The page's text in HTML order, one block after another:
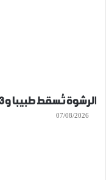
الرشوة تُسقط طبيبا و3 آخرين ببني ملال
07/08/2026